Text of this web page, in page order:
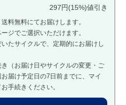
297円(15%)値引き
料無料にてお届けします。
ジでご選択いただけます。
たサイクルで、定期的にお届けし
（お届け日やサイクルの変更・ご
お届け予定日の7日前までに、マイ
手続きください。